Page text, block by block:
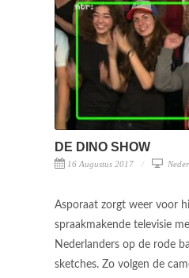
DE DINO SHOW
16 Augustus 2017
Asporaat zorgt weer voor
spraakmakende televisie
Nederlanders op de rode
sketches. Zo volgen de